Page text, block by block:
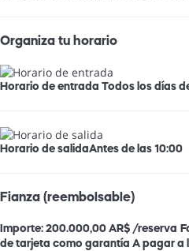
Organiza tu horario
Horario de entrada Todos los días
Horario de salidaAntes de las 10:00
Fianza (reembolsable)
Importe: 200.000,00 AR$ /reserva
de tarjeta como garantía A pagar a